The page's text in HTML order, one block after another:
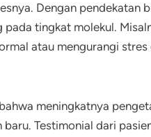
Dengan pendekatan
tingkat molekul.
atau mengurangi
meningkatnya
Testimonial dari